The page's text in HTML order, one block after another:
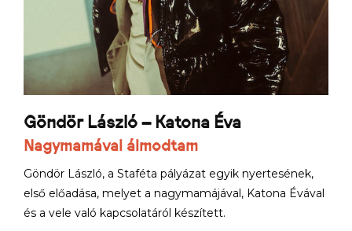
Göndör László – Katona Éva
Nagymamával álmodtam
Göndör László, a Staféta pályázat egyik nyertesének,
első előadása, melyet a nagymamájával, Katona Évával
és a vele való kapcsolatáról készített.